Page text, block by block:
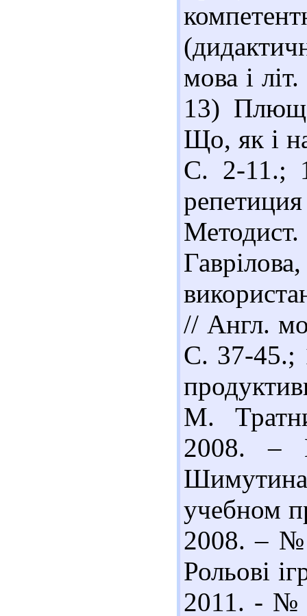
мова і
13) Плющ
Що, як і
С. 2-11.;
// Англ.
С. 37-45.;
М.
2008.
учебном
2008. –
Рольові
2011. - №